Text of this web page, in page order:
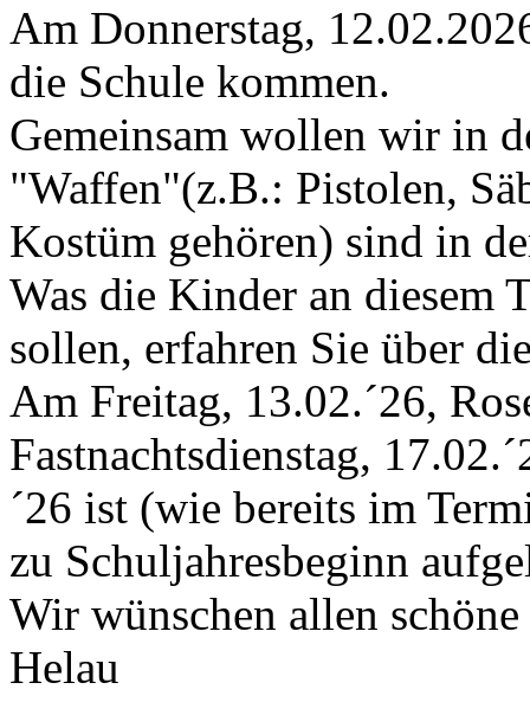
Am Donnerstag,
die Schule kommen.
Gemeinsam wollen wir in
"Waffen"(z.B.: Pistolen,
Kostüm gehören) sind in
Was die Kinder an diesem
sollen, erfahren Sie über
Am Freitag, 13.02.´26,
Fastnachtsdienstag,
´26 ist (wie bereits im
zu Schuljahresbeginn
Wir wünschen allen schöne
Helau